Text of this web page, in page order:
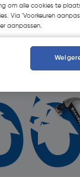
Oops!
om alle cookies te
Via 'Voorkeuren
aanpassen.